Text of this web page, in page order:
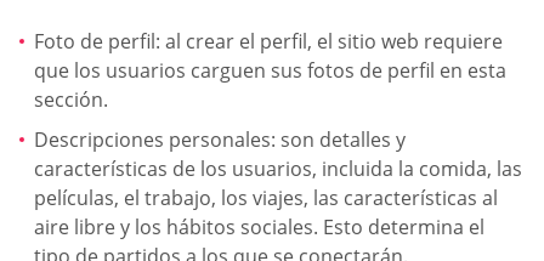
Foto de perfil: al crear el perfil, el sitio web requiere
que los usuarios carguen sus fotos de perfil en esta
sección.
Descripciones personales: son detalles y
características de los usuarios, incluida la comida, las
películas, el trabajo, los viajes, las características al
aire libre y los hábitos sociales. Esto determina el